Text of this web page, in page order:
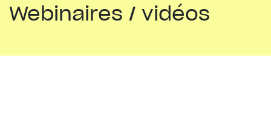
Webinaires / vidéos